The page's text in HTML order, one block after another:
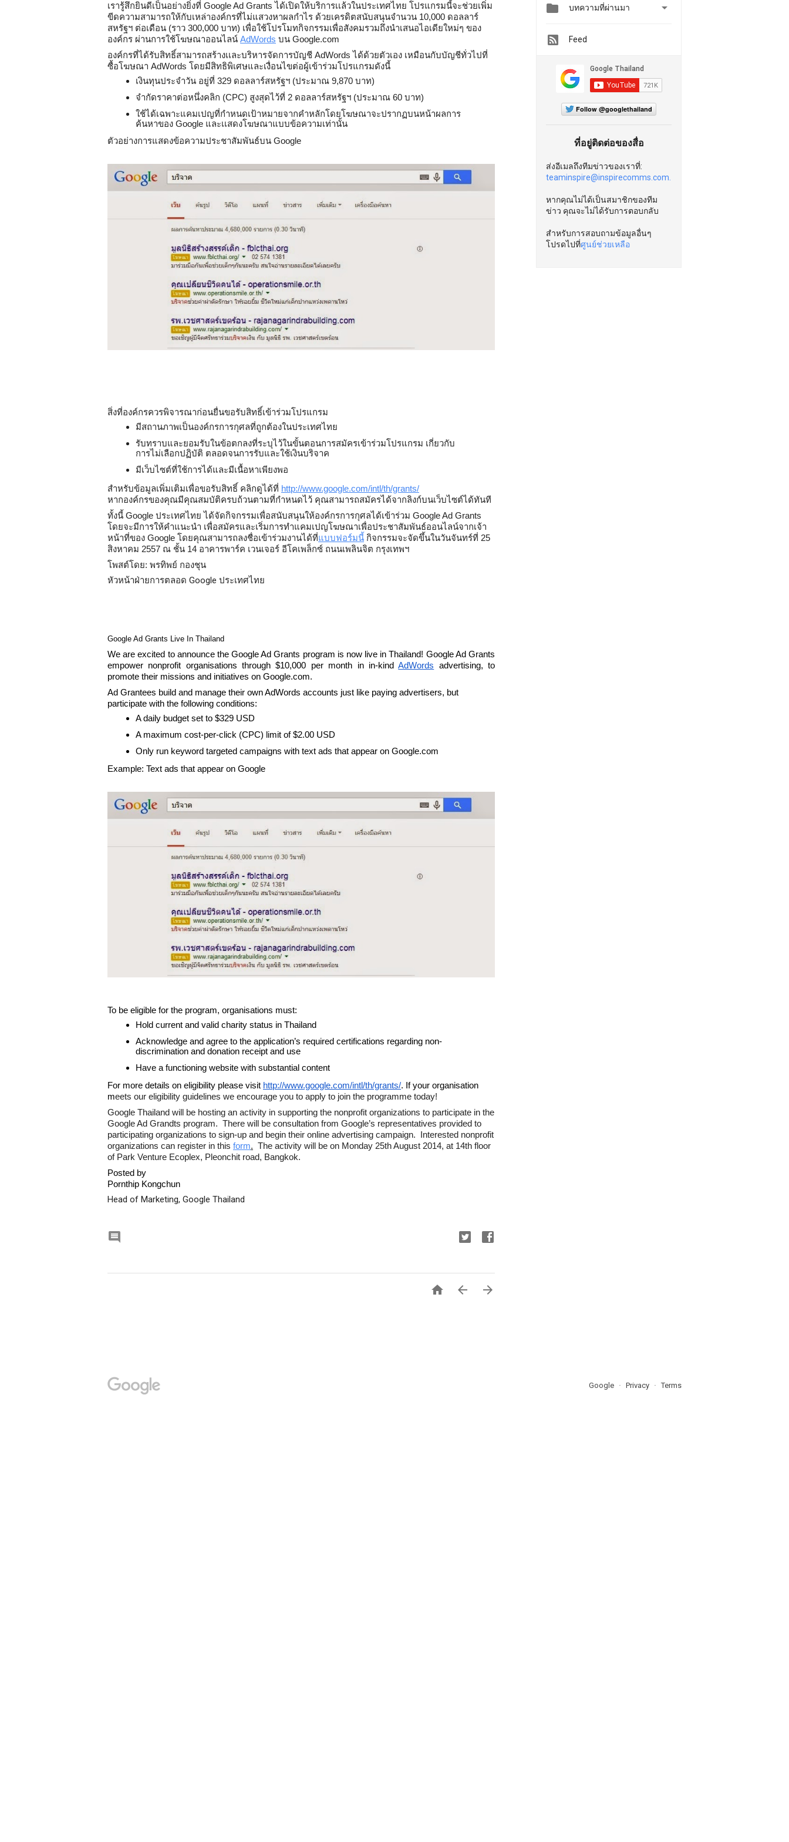
เรารู้สึกยินดีเป็นอย่างยิ่งที่ Google Ad Grants ได้เปิดให้บริการเเล้วในประเทศไทย โปรแกรมนี้จะช่วยเพิ่ม
ขีดความสามารถให้กับเหล่าองค์กรที่ไม่แสวงหาผลกำไร ด้วยเครดิตสนับสนุนจำนวน 10,000 ดอลลาร์
สหรัฐฯ ต่อเดือน (ราว 300,000 บาท) เพื่อใช้โปรโมทกิจกรรมเพื่อสังคมรวมถึงนำเสนอไอเดียใหม่ๆ ของ
องค์กร ผ่านการใช้โฆษณาออนไลน์ AdWords บน Google.com
องค์กรที่ได้รับสิทธิ์สามารถสร้างเเละบริหารจัดการบัญชี AdWords ได้ด้วยตัวเอง เหมือนกับบัญชีทั่วไปที่
ซื้อโฆษณา AdWords โดยมีสิทธิพิเศษและเงื่อนไขต่อผู้เข้าร่วมโปรแกรมดังนี้
เงินทุนประจำวัน อยู่ที่ 329 ดอลลาร์สหรัฐฯ (ประมาณ 9,870 บาท)
จำกัดราคาต่อหนึ่งคลิก (CPC) สูงสุดไว้ที่ 2 ดอลลาร์สหรัฐฯ (ประมาณ 60 บาท)
ใช้ได้เฉพาะแคมเปญที่กำหนดเป้าหมายจากคำหลักโดยโฆษณาจะปรากฏบนหน้าผลการ
ค้นหาของ Google และเเสดงโฆษณาแบบข้อความเท่านั้น
ตัวอย่างการแสดงข้อความประชาสัมพันธ์บน Google
สิ่งที่องค์กรควรพิจารณาก่อนยื่นขอรับสิทธิ์เข้าร่วมโปรแกรม
มีสถานภาพเป็นองค์กรการกุศลที่ถูกต้องในประเทศไทย
รับทราบและยอมรับในข้อตกลงที่ระบุไว้ในขั้นตอนการสมัครเข้าร่วมโปรแกรม เกี่ยวกับ
การไม่เลือกปฏิบัติ ตลอดจนการรับและใช้เงินบริจาค
มีเว็บไซต์ที่ใช้การได้และมีเนื้อหาเพียงพอ
สำหรับข้อมูลเพิ่มเติมเพื่อขอรับสิทธิ์ คลิกดูได้ที่ http://www.google.com/intl/th/grants/
หากองค์กรของคุณมีคุณสมบัติครบถ้วนตามที่กำหนดไว้ คุณสามารถสมัครได้จากลิงก์บนเว็บไซต์ได้ทันที
ทั้งนี้ Google ประเทศไทย ได้จัดกิจกรรมเพื่อสนับสนุนให้องค์กรการกุศลได้เข้าร่วม Google Ad Grants
โดยจะมีการให้คำแนะนำ เพื่อสมัครและเริ่มการทำแคมเปญโฆษณาเพื่อประชาสัมพันธ์ออนไลน์จากเจ้า
หน้าที่ของ Google โดยคุณสามารถลงชื่อเข้าร่วมงานได้ที่แบบฟอร์มนี้ กิจกรรมจะจัดขึ้นในวันจันทร์ที่ 25
สิงหาคม 2557 ณ ชั้น 14 อาคารพาร์ค เวนเจอร์ อีโคเพล็กซ์​ ถนนเพลินจิต กรุงเทพฯ
โพสต์โดย: พรทิพย์ กองชุน
หัวหน้าฝ่ายการตลอด Google ประเทศไทย
Google Ad Grants Live In Thailand
We are excited to announce the Google Ad Grants program is now live in Thailand! Google Ad Grants
empower nonprofit organisations through $10,000 per month in in-kind AdWords advertising, to
promote their missions and initiatives on Google.com.
Ad Grantees build and manage their own AdWords accounts just like paying advertisers, but
participate with the following conditions:
A daily budget set to $329 USD
A maximum cost-per-click (CPC) limit of $2.00 USD
Only run keyword targeted campaigns with text ads that appear on Google.com
Example: Text ads that appear on Google
To be eligible for the program, organisations must:
Hold current and valid charity status in Thailand
Acknowledge and agree to the application’s required certifications regarding non-
discrimination and donation receipt and use
Have a functioning website with substantial content
For more details on eligibility please visit http://www.google.com/intl/th/grants/. If your organisation
meets our eligibility guidelines we encourage you to apply to join the programme today!
Google Thailand will be hosting an activity in supporting the nonprofit organizations to participate in the
Google Ad Grandts program.  There will be consultation from Google’s representatives provided to
participating organizations to sign-up and begin their online advertising campaign.  Interested nonprofit
organizations can register in this form. The activity will be on Monday 25th August 2014, at 14th floor
of Park Venture Ecoplex, Pleonchit road, Bangkok.
Posted by
Pornthip Kongchun
Head of Marketing, Google Thailand

  
 บทความที่ผ่านมา 
Feed
Follow @googlethailand
ที่อยู่ติดต่อของสื่อ
ส่งอีเมลถึงทีมข่าวของเราที่:
teaminspire@inspirecomms.com.
หากคุณไม่ได้เป็นสมาชิกของทีม
ข่าว คุณจะไม่ได้รับการตอบกลับ
สำหรับการสอบถามข้อมูลอื่นๆ
โปรดไปที่ศูนย์ช่วยเหลือ
Google Privacy Terms